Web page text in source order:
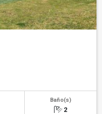
Baño(s)
2